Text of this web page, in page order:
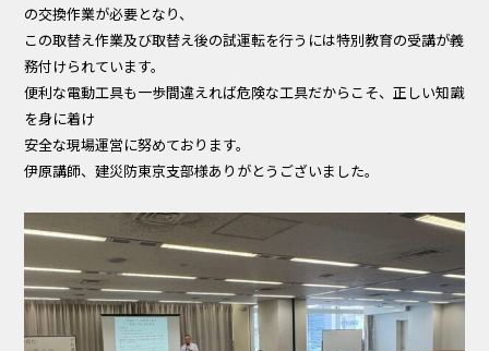
の交換作業が必要となり、
この取替え作業及び取替え後の試運転を行うには特別教育の受講が義
務付けられています。
便利な電動工具も一歩間違えれば危険な工具だからこそ、正しい知識
を身に着け
安全な現場運営に努めております。
伊原講師、建災防東京支部様ありがとうございました。